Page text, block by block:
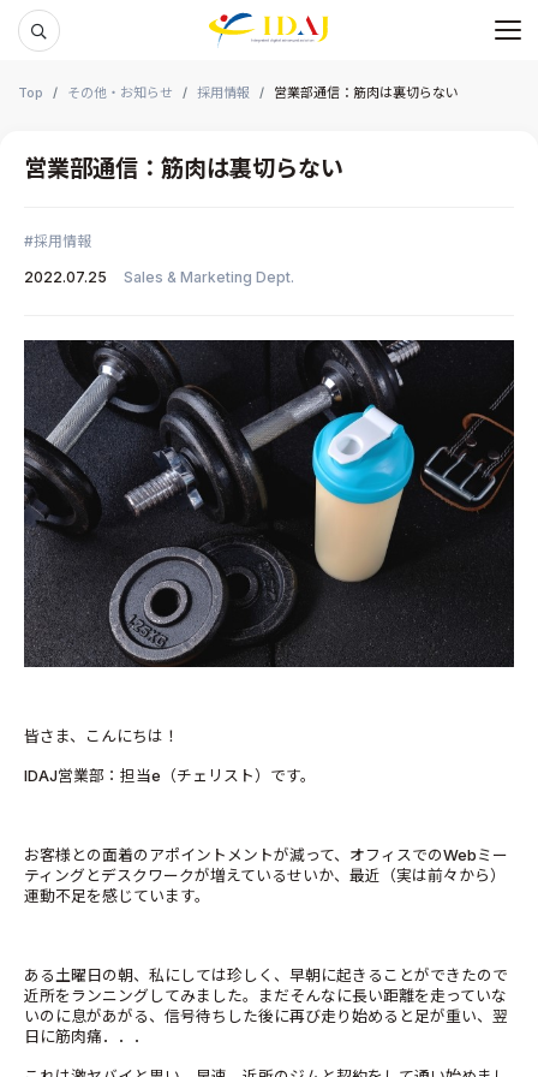
メ
Top その他・お知らせ 採用情報 営業部通信：筋肉は裏切らない
営業部通信：筋肉は裏切らない
採用情報
2022.07.25
Sales & Marketing Dept.
皆さま、こんにちは！
IDAJ営業部：担当e（チェリスト）です。
お客様との面着のアポイントメントが減って、オフィスでのWebミー
ティングとデスクワークが増えているせいか、最近（実は前々から）
運動不足を感じています。
ある土曜日の朝、私にしては珍しく、早朝に起きることができたので
近所をランニングしてみました。まだそんなに長い距離を走っていな
いのに息があがる、信号待ちした後に再び走り始めると足が重い、翌
日に筋肉痛．．．